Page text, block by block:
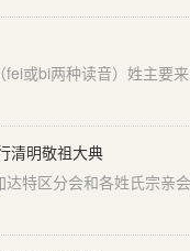
清明敬祖大典